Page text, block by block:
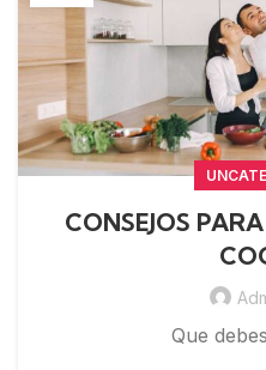
CONSEJOS
Que